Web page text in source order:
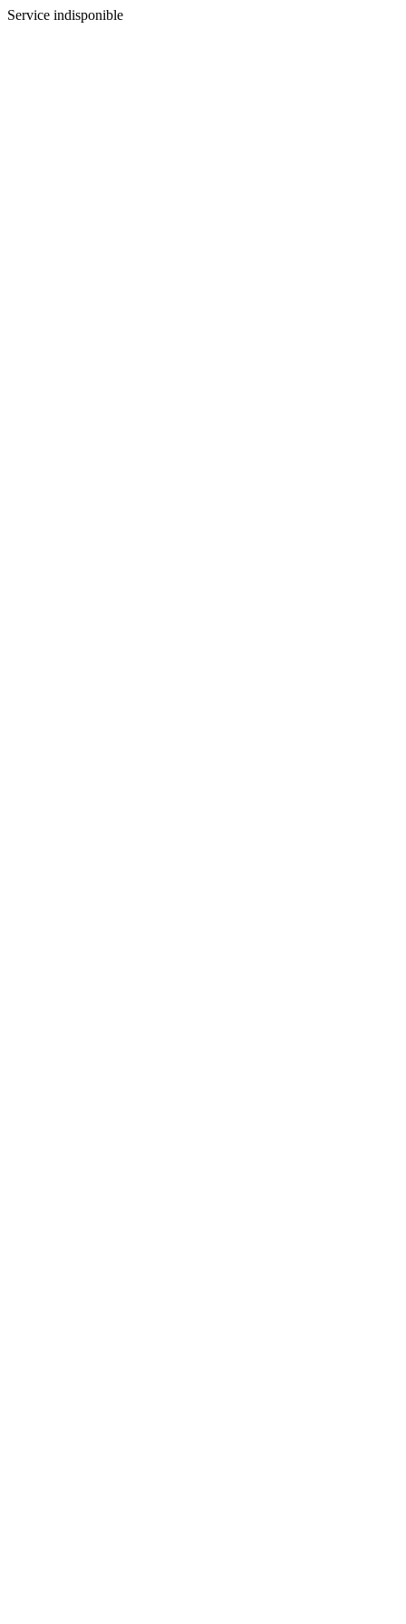
Service indisponible